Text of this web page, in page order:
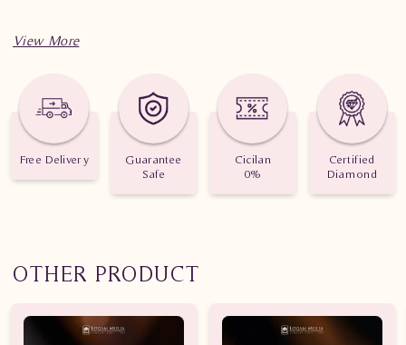
Berat: 8.340 gram
Jumlah Berlian: 43 buah
Free Delivery
Guarantee
Safe
Cicilan
0%
Certified
Diamond
OTHER PRODUCT